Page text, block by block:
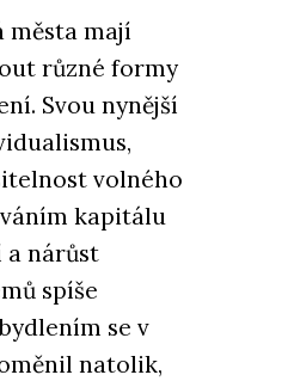
města mají
různé formy
Svou nynější
volného
kapitálu
a nárůst
spíše
se v
natolik,